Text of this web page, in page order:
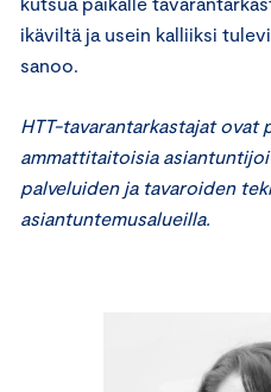
ikäviltä ja usein kalliiksi
sanoo.
HTT-tavarantarkastajat ovat
ammattitaitoisia
palveluiden ja tavaroiden
asiantuntemusalueilla.